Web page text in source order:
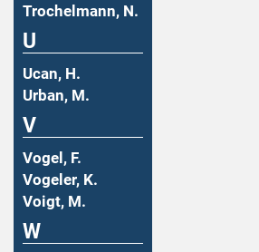
Trochelmann, N.
U
Ucan, H.
Urban, M.
V
Vogel, F.
Vogeler, K.
Voigt, M.
W